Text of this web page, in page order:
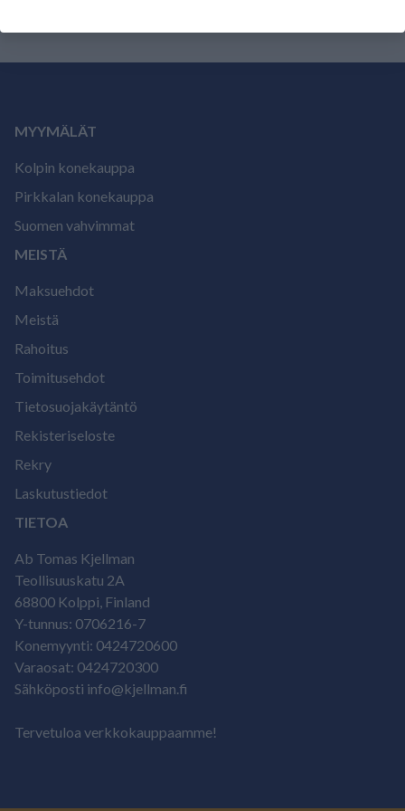
MYYMÄLÄT
Kolpin konekauppa
Pirkkalan konekauppa
Suomen vahvimmat
MEISTÄ
Maksuehdot
Meistä
Rahoitus
Toimitusehdot
Tietosuojakäytäntö
Rekisteriseloste
Rekry
Laskutustiedot
TIETOA
Ab Tomas Kjellman
Teollisuuskatu 2A
68800 Kolppi, Finland
Y-tunnus: 0706216-7
Konemyynti: 0424720600
Varaosat: 0424720300
Sähköposti info@kjellman.fi
Tervetuloa verkkokauppaamme!